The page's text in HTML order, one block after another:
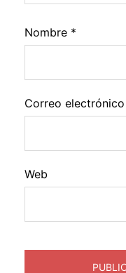
Nombre *
Correo electrónico
Web